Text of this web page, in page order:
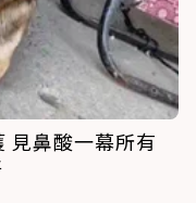
見鼻酸一幕所有